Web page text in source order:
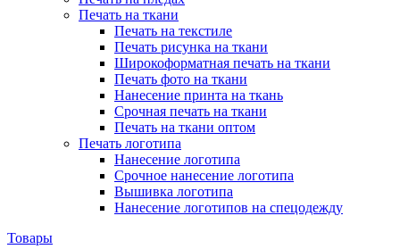
Печать на ткани
Печать на текстиле
Печать рисунка на ткани
Широкоформатная печать на ткани
Печать фото на ткани
Нанесение принта на ткань
Срочная печать на ткани
Печать на ткани оптом
Печать логотипа
Нанесение логотипа
Срочное нанесение логотипа
Вышивка логотипа
Нанесение логотипов на спецодежду
Товары